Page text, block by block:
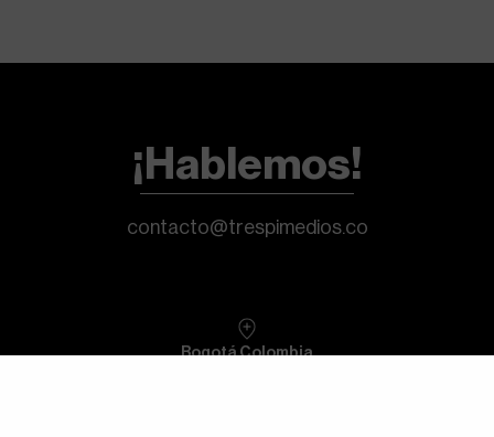
¡Hablemos!
contacto@trespimedios.co
Bogotá Colombia